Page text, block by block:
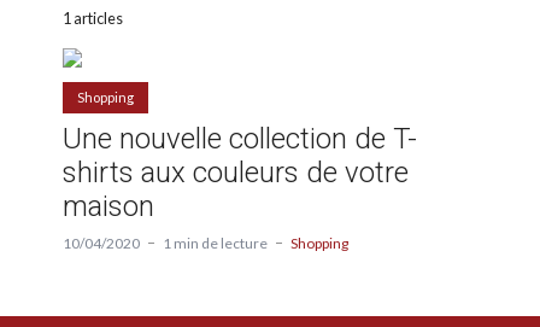
1 articles
Shopping
Une nouvelle collection de T-
shirts aux couleurs de votre
maison
10/04/2020 1 min de lecture Shopping